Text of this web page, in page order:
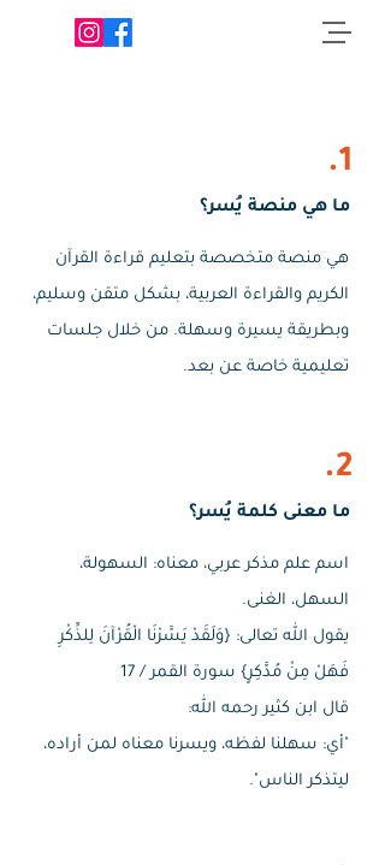
1.
ما هي منصة يُسر؟
هي منصة متخصصة بتعليم قراءة القرآن
الكريم والقراءة العربية، بشكل متقن وسليم،
وبطريقة يسيرة وسهلة. من خلال جلسات
تعليمية خاصة عن بعد.
2.
ما معنى كلمة يُسر؟
اسم علم مذكر عربي، معناه: السهولة،
السهل، الغنى.
يقول الله تعالى: {وَلَقَدْ يَسَّرْنَا الْقُرْآنَ لِلذِّكْرِ
فَهَلْ مِنْ مُدَّكِرٍ} سورة القمر / 17
قال ابن كثير رحمه الله:
"أي: سهلنا لفظه، ويسرنا معناه لمن أراده،
ليتذكر الناس".